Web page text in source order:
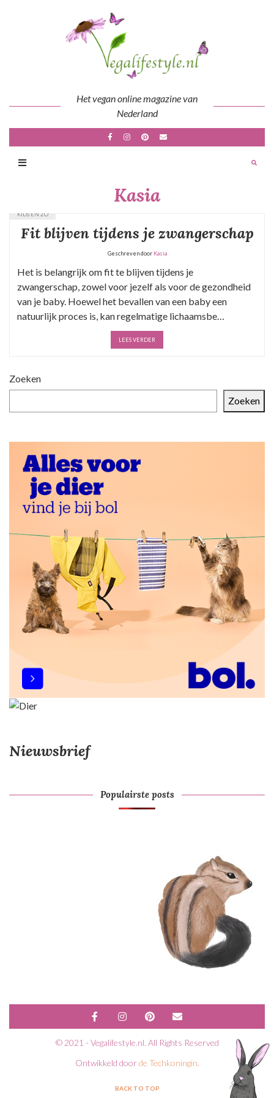
Het vegan online magazine van
Nederland
Kasia
KIDS EN ZO
Fit blijven tijdens je zwangerschap
Geschreven door Kasia
Het is belangrijk om fit te blijven tijdens je
zwangerschap, zowel voor jezelf als voor de gezondheid
van je baby. Hoewel het bevallen van een baby een
natuurlijk proces is, kan regelmatige lichaamsbe…
LEES VERDER
Zoeken
Zoeken
Nieuwsbrief
Populairste posts
© 2021 - Vegalifestyle.nl. All Rights Reserved
Ontwikkeld door de Techkoningin.
BACK TO TOP